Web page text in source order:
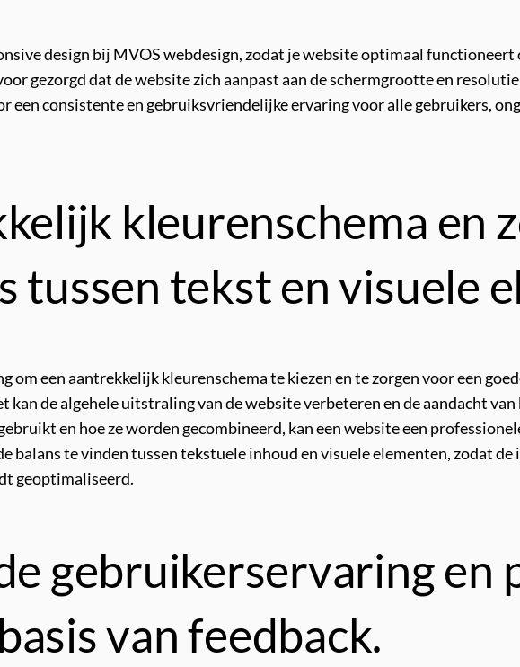
design bij MVOS webdesign, zodat je website optimaal
gezorgd dat de website zich aanpast aan de schermgrootte en
een consistente en gebruiksvriendelijke ervaring voor alle gebruikers,
kleurenschema en
tussen tekst en visuele
om een aantrekkelijk kleurenschema te kiezen en te zorgen voor een
de algehele uitstraling van de website verbeteren en de aandacht
en hoe ze worden gecombineerd, kan een website een
balans te vinden tussen tekstuele inhoud en visuele elementen, zodat
geoptimaliseerd.
gebruikerservaring en
van feedback.